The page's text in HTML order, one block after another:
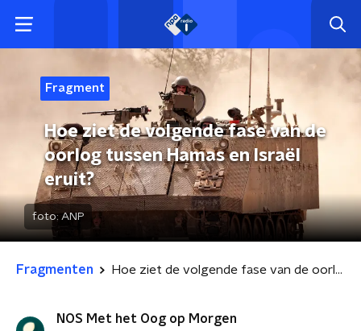
Fragment
Hoe ziet de volgende fase van de
oorlog tussen Hamas en Israël
eruit?
foto: ANP
Fragmenten Hoe ziet de volgende fase van de oorlog tussen Hamas en Israël eruit?
NOS Met het Oog op Morgen